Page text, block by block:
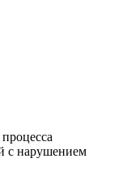
с нарушением